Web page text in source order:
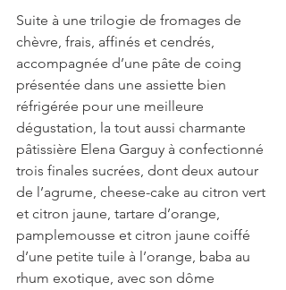
Suite à une trilogie de fromages de
chèvre, frais, affinés et cendrés,
accompagnée d’une pâte de coing
présentée dans une assiette bien
réfrigérée pour une meilleure
dégustation, la tout aussi charmante
pâtissière Elena Garguy à confectionné
trois finales sucrées, dont deux autour
de l’agrume, cheese-cake au citron vert
et citron jaune, tartare d’orange,
pamplemousse et citron jaune coiffé
d’une petite tuile à l’orange, baba au
rhum exotique, avec son dôme